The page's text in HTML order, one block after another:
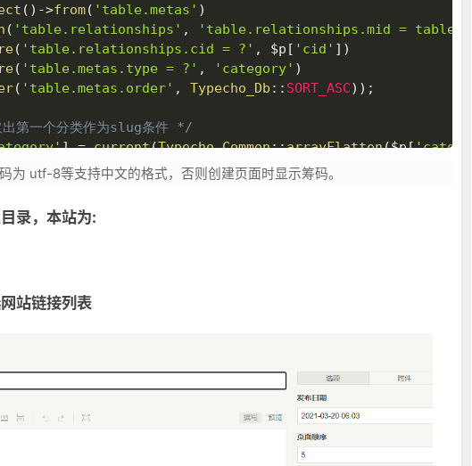
( ) ->from( 'table.metas' )
( 'table.relationships' , 'table.relationships.mid =
( 'table.relationships.cid = ?' , $p [ 'cid' ] )
( 'table.metas.type = ?' , 'category' )
( 'table.metas.order' , Typecho_Db :: SORT_ASC) ) ;
第一个分类作为slug条件 */
] = current(Typecho_Common::arrayFlatten($p[
件
=
为 utf-8等支持中文的格式，否则创建页面时显示筹码。
录，本站为:
站链接列表